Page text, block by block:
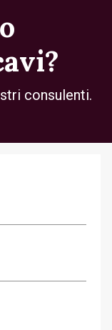
consulenti.